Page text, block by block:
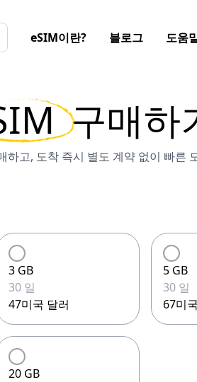
eSIM이란? 블로그 도움
구매하
고, 도착 즉시 별도 계약 없이 빠른
3 GB
30 일
47미국 달러
5 GB
30 일
67미
20 GB